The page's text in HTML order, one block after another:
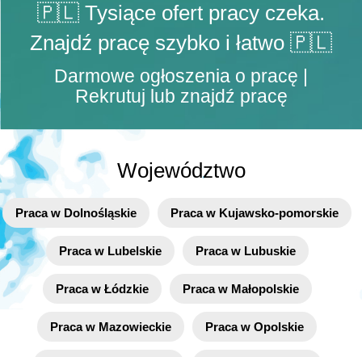
🇵🇱 Tysiące ofert pracy czeka.
Znajdź pracę szybko i łatwo 🇵🇱
Darmowe ogłoszenia o pracę |
Rekrutuj lub znajdź pracę
Województwo
Praca w Dolnośląskie Praca w Kujawsko-pomorskie
Praca w Lubelskie Praca w Lubuskie
Praca w Łódzkie Praca w Małopolskie
Praca w Mazowieckie Praca w Opolskie